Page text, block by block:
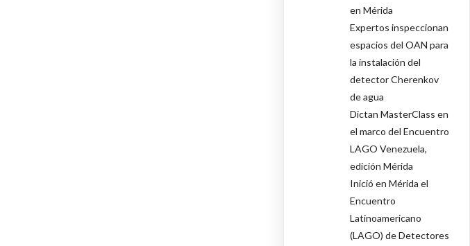
en Mérida
Expertos inspeccionan
espacios del OAN para
la instalación del
detector Cherenkov
de agua
Dictan MasterClass en
el marco del Encuentro
LAGO Venezuela,
edición Mérida
Inició en Mérida el
Encuentro
Latinoamericano
(LAGO) de Detectores